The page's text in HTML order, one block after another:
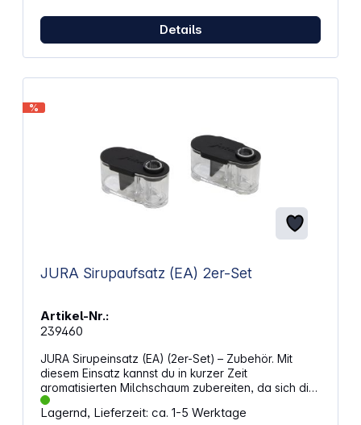
Details
%
JURA Sirupaufsatz (EA) 2er-Set
Artikel-Nr.:
239460
JURA Sirupeinsatz (EA) (2er-Set) – Zubehör. Mit
diesem Einsatz kannst du in kurzer Zeit
aromatisierten Milchschaum zubereiten, da sich die
Menge und der Geschmack des Sirups genau an
deine Vorlieben anpassen lassen. Die integrierte
Lagernd, Lieferzeit: ca. 1-5 Werktage